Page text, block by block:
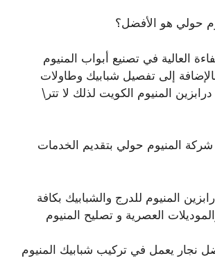
حولي هو الأفضل؟
العالية في تصنيع أبواب المنيوم
إلى تفصيل شبابيك وطاولات
المنيوم الكويت لذلك لا تتر\
المنيوم حولي بتقديم الخدمات
المنيوم للدرج والشبابيك بكافة
العصرية و تصليح المنيوم
نجار يعمل في تركيب شبابيك المنيوم